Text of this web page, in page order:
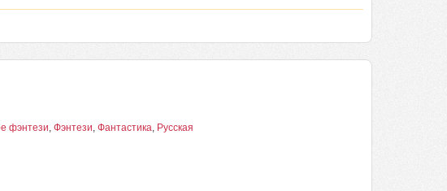
фэнтези, Фэнтези, Фантастика, Русская